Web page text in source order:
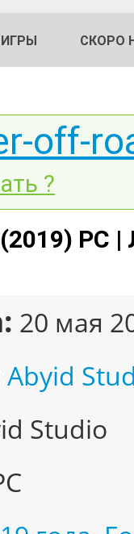
СКОРО
off-
?
PC |
20 мая
Abyid
Studio